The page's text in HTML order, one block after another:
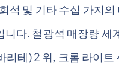
석 및 기타 수십 가지
니다. 철광석 매장량
리테) 2 위, 크롬 라이